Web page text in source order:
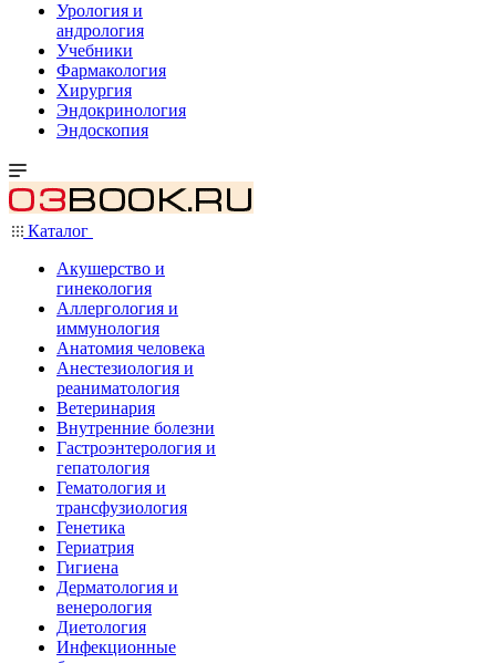
Урология и
андрология
Учебники
Фармакология
Хирургия
Эндокринология
Эндоскопия
Каталог
Акушерство и
гинекология
Аллергология и
иммунология
Анатомия человека
Анестезиология и
реаниматология
Ветеринария
Внутренние болезни
Гастроэнтерология и
гепатология
Гематология и
трансфузиология
Генетика
Гериатрия
Гигиена
Дерматология и
венерология
Диетология
Инфекционные